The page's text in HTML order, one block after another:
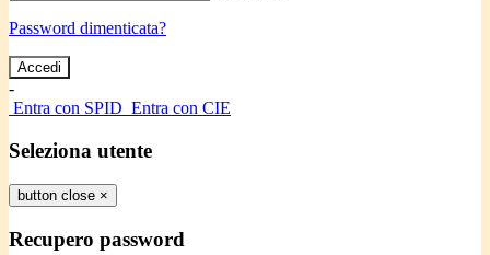
Password dimenticata?
-
Entra con SPID Entra con CIE
Seleziona utente
button close ×
Recupero password